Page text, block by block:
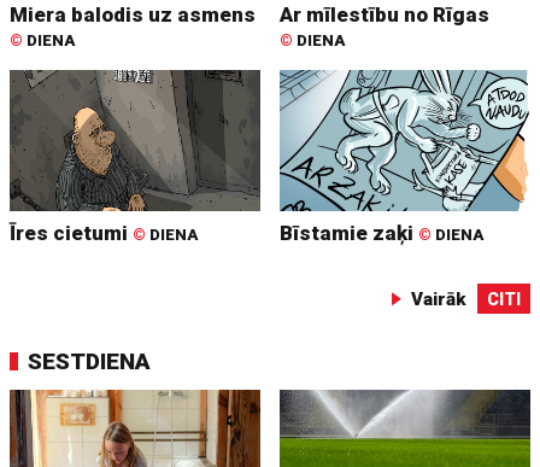
Miera balodis uz asmens
© DIENA
Ar mīlestību no Rīgas
© DIENA
Īres cietumi © DIENA Bīstamie zaķi © DIENA
Vairāk CITI
SESTDIENA